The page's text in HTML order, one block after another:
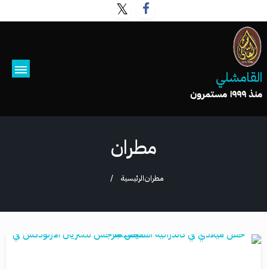
القامشلي
منذ ١٩٩٩ مستمرون
مطران
الرئيسيةمطران